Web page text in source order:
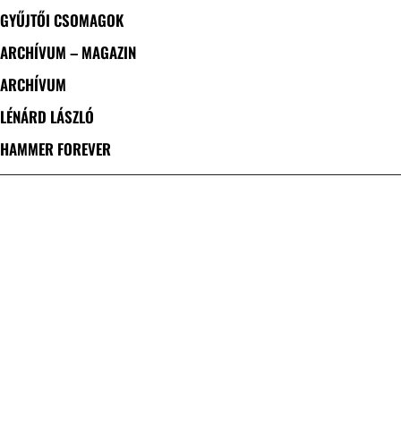
GYŰJTŐI CSOMAGOK
ARCHÍVUM – MAGAZIN
ARCHÍVUM
LÉNÁRD LÁSZLÓ
HAMMER FOREVER